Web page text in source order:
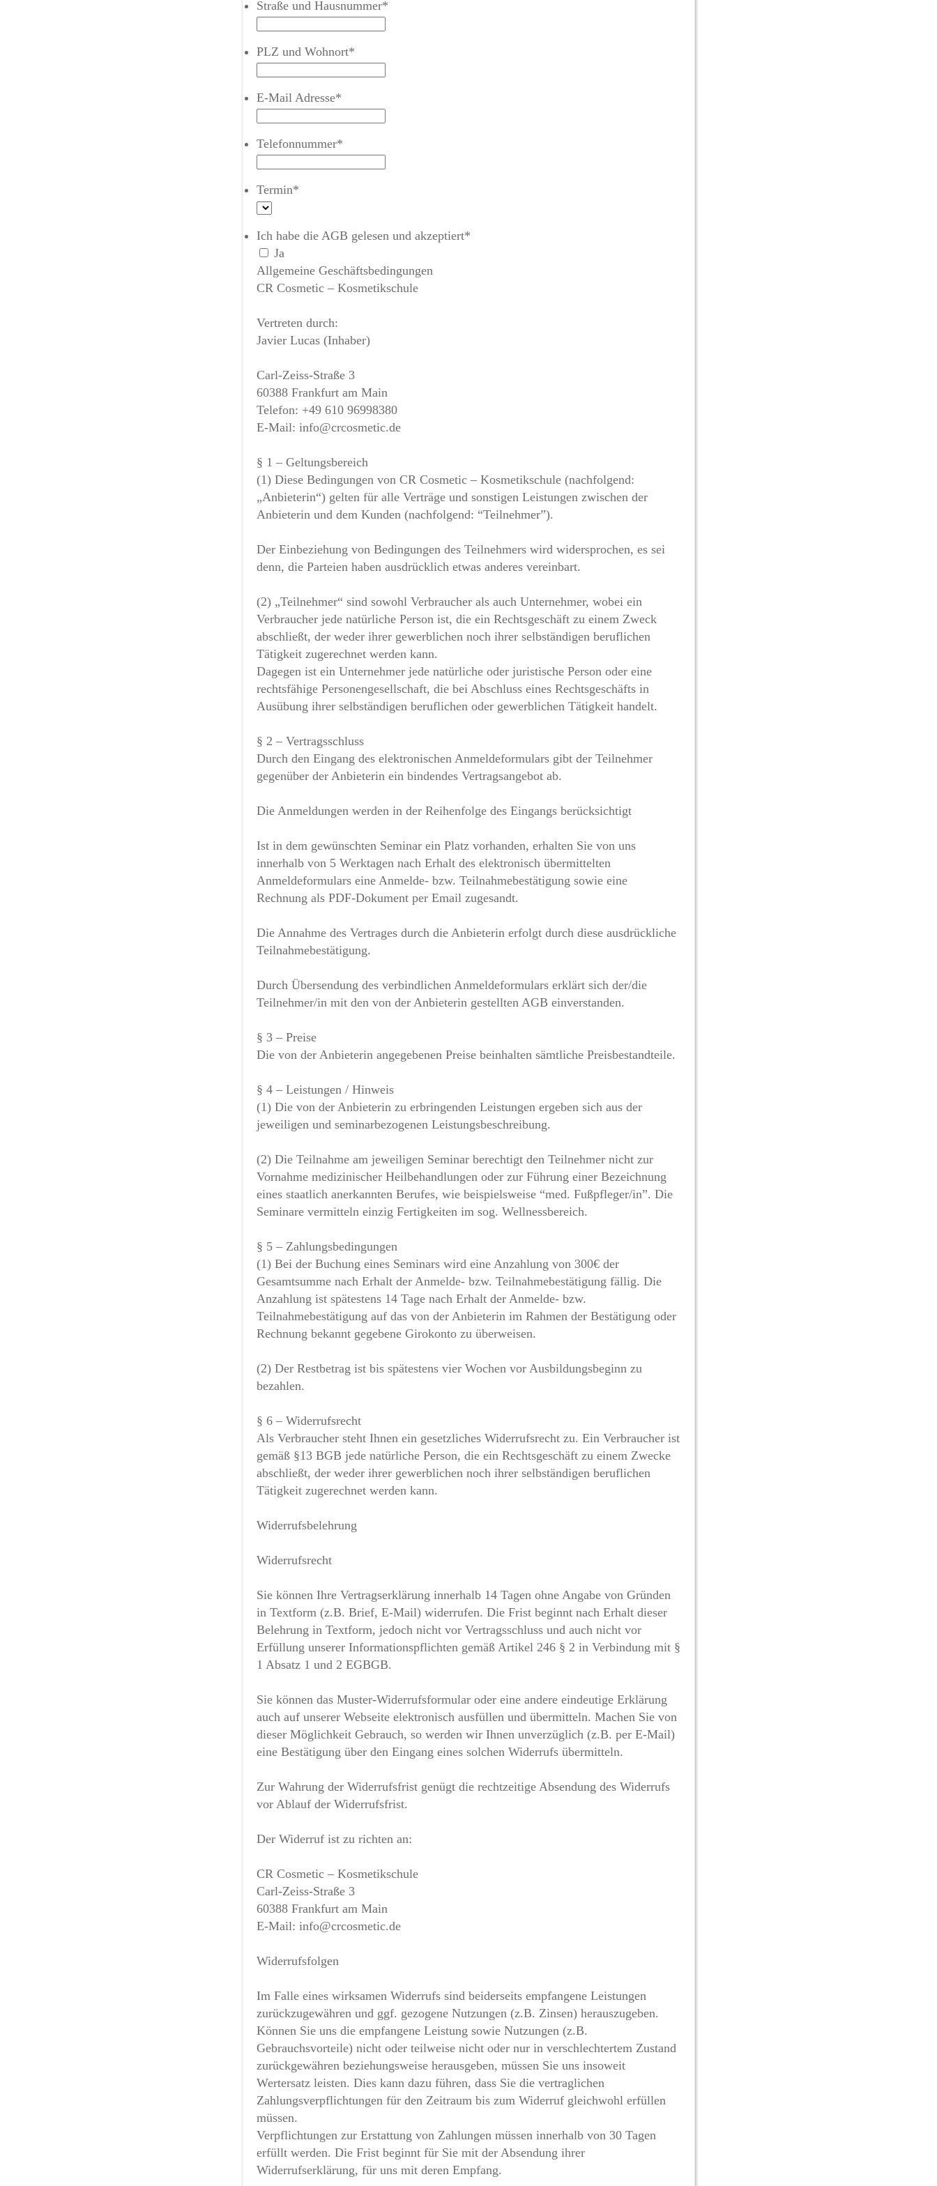
Straße und Hausnummer*
PLZ und Wohnort*
E-Mail Adresse*
Telefonnummer*
Termin*
Ich habe die AGB gelesen und akzeptiert*
Ja
Allgemeine Geschäftsbedingungen
CR Cosmetic – Kosmetikschule
Vertreten durch:
Javier Lucas (Inhaber)
Carl-Zeiss-Straße 3
60388 Frankfurt am Main
Telefon: +49 610 96998380
E-Mail: info@crcosmetic.de
§ 1 – Geltungsbereich
(1) Diese Bedingungen von CR Cosmetic – Kosmetikschule (nachfolgend:
„Anbieterin“) gelten für alle Verträge und sonstigen Leistungen zwischen der
Anbieterin und dem Kunden (nachfolgend: “Teilnehmer”).
Der Einbeziehung von Bedingungen des Teilnehmers wird widersprochen, es sei
denn, die Parteien haben ausdrücklich etwas anderes vereinbart.
(2) „Teilnehmer“ sind sowohl Verbraucher als auch Unternehmer, wobei ein
Verbraucher jede natürliche Person ist, die ein Rechtsgeschäft zu einem Zweck
abschließt, der weder ihrer gewerblichen noch ihrer selbständigen beruflichen
Tätigkeit zugerechnet werden kann.
Dagegen ist ein Unternehmer jede natürliche oder juristische Person oder eine
rechtsfähige Personengesellschaft, die bei Abschluss eines Rechtsgeschäfts in
Ausübung ihrer selbständigen beruflichen oder gewerblichen Tätigkeit handelt.
§ 2 – Vertragsschluss
Durch den Eingang des elektronischen Anmeldeformulars gibt der Teilnehmer
gegenüber der Anbieterin ein bindendes Vertragsangebot ab.
Die Anmeldungen werden in der Reihenfolge des Eingangs berücksichtigt
Ist in dem gewünschten Seminar ein Platz vorhanden, erhalten Sie von uns
innerhalb von 5 Werktagen nach Erhalt des elektronisch übermittelten
Anmeldeformulars eine Anmelde- bzw. Teilnahmebestätigung sowie eine
Rechnung als PDF-Dokument per Email zugesandt.
Die Annahme des Vertrages durch die Anbieterin erfolgt durch diese ausdrückliche
Teilnahmebestätigung.
Durch Übersendung des verbindlichen Anmeldeformulars erklärt sich der/die
Teilnehmer/in mit den von der Anbieterin gestellten AGB einverstanden.
§ 3 – Preise
Die von der Anbieterin angegebenen Preise beinhalten sämtliche Preisbestandteile.
§ 4 – Leistungen / Hinweis
(1) Die von der Anbieterin zu erbringenden Leistungen ergeben sich aus der
jeweiligen und seminarbezogenen Leistungsbeschreibung.
(2) Die Teilnahme am jeweiligen Seminar berechtigt den Teilnehmer nicht zur
Vornahme medizinischer Heilbehandlungen oder zur Führung einer Bezeichnung
eines staatlich anerkannten Berufes, wie beispielsweise “med. Fußpfleger/in”. Die
Seminare vermitteln einzig Fertigkeiten im sog. Wellnessbereich.
§ 5 – Zahlungsbedingungen
(1) Bei der Buchung eines Seminars wird eine Anzahlung von 300€ der
Gesamtsumme nach Erhalt der Anmelde- bzw. Teilnahmebestätigung fällig. Die
Anzahlung ist spätestens 14 Tage nach Erhalt der Anmelde- bzw.
Teilnahmebestätigung auf das von der Anbieterin im Rahmen der Bestätigung oder
Rechnung bekannt gegebene Girokonto zu überweisen.
(2) Der Restbetrag ist bis spätestens vier Wochen vor Ausbildungsbeginn zu
bezahlen.
§ 6 – Widerrufsrecht
Als Verbraucher steht Ihnen ein gesetzliches Widerrufsrecht zu. Ein Verbraucher ist
gemäß §13 BGB jede natürliche Person, die ein Rechtsgeschäft zu einem Zwecke
abschließt, der weder ihrer gewerblichen noch ihrer selbständigen beruflichen
Tätigkeit zugerechnet werden kann.
Widerrufsbelehrung
Widerrufsrecht
Sie können Ihre Vertragserklärung innerhalb 14 Tagen ohne Angabe von Gründen
in Textform (z.B. Brief, E-Mail) widerrufen. Die Frist beginnt nach Erhalt dieser
Belehrung in Textform, jedoch nicht vor Vertragsschluss und auch nicht vor
Erfüllung unserer Informationspflichten gemäß Artikel 246 § 2 in Verbindung mit §
1 Absatz 1 und 2 EGBGB.
Sie können das Muster-Widerrufsformular oder eine andere eindeutige Erklärung
auch auf unserer Webseite elektronisch ausfüllen und übermitteln. Machen Sie von
dieser Möglichkeit Gebrauch, so werden wir Ihnen unverzüglich (z.B. per E-Mail)
eine Bestätigung über den Eingang eines solchen Widerrufs übermitteln.
Zur Wahrung der Widerrufsfrist genügt die rechtzeitige Absendung des Widerrufs
vor Ablauf der Widerrufsfrist.
Der Widerruf ist zu richten an:
CR Cosmetic – Kosmetikschule
Carl-Zeiss-Straße 3
60388 Frankfurt am Main
E-Mail: info@crcosmetic.de
Widerrufsfolgen
Im Falle eines wirksamen Widerrufs sind beiderseits empfangene Leistungen
zurückzugewähren und ggf. gezogene Nutzungen (z.B. Zinsen) herauszugeben.
Können Sie uns die empfangene Leistung sowie Nutzungen (z.B.
Gebrauchsvorteile) nicht oder teilweise nicht oder nur in verschlechtertem Zustand
zurückgewähren beziehungsweise herausgeben, müssen Sie uns insoweit
Wertersatz leisten. Dies kann dazu führen, dass Sie die vertraglichen
Zahlungsverpflichtungen für den Zeitraum bis zum Widerruf gleichwohl erfüllen
müssen.
Verpflichtungen zur Erstattung von Zahlungen müssen innerhalb von 30 Tagen
erfüllt werden. Die Frist beginnt für Sie mit der Absendung ihrer
Widerrufserklärung, für uns mit deren Empfang.